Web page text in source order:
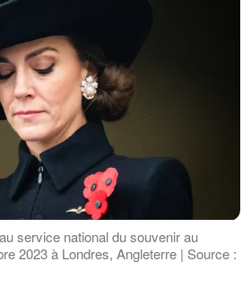
service national du souvenir au
2023 à Londres, Angleterre | Source :